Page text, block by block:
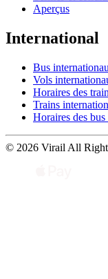
Aperçus
International
Bus
Vols
Horaires des
Trains
Horaires des
© 2026 Virail All